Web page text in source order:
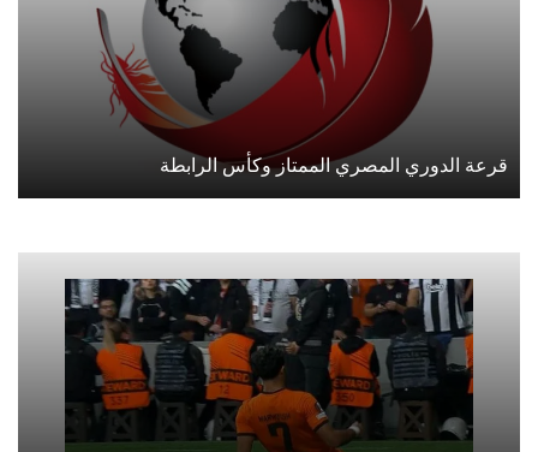
قرعة الدوري المصري الممتاز وكأس الرابطة